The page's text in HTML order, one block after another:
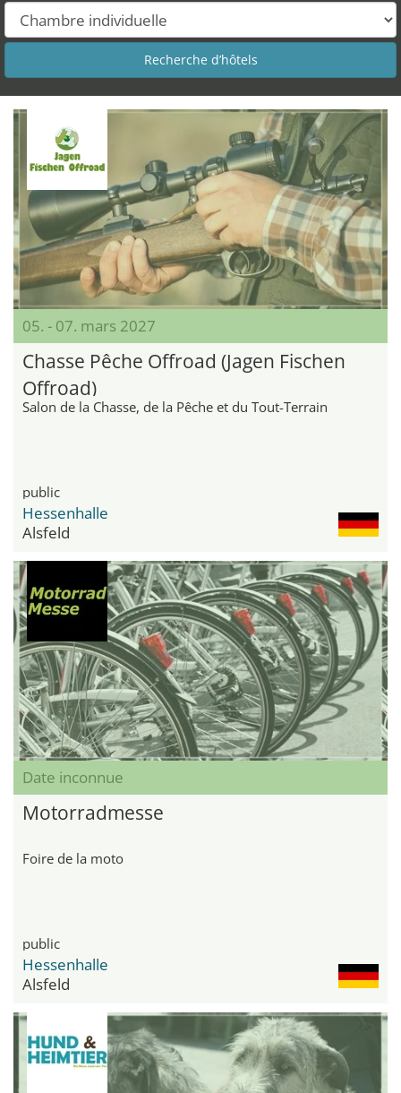
05. - 07. mars 2027
Chasse Pêche Offroad (Jagen Fischen
Offroad)
Salon de la Chasse, de la Pêche et du Tout-Terrain
public
Hessenhalle
Alsfeld
Date inconnue
Motorradmesse
Foire de la moto
public
Hessenhalle
Alsfeld